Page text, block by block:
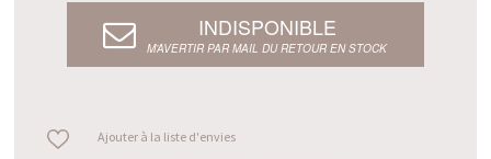
INDISPONIBLE
M’AVERTIR PAR MAIL DU RETOUR EN STOCK
Ajouter à la liste d'envies